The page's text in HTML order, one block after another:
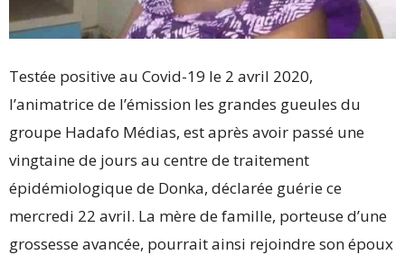
Testée positive au Covid-19 le 2 avril 2020,
l’animatrice de l’émission les grandes gueules du
groupe Hadafo Médias, est après avoir passé une
vingtaine de jours au centre de traitement
épidémiologique de Donka, déclarée guérie ce
mercredi 22 avril. La mère de famille, porteuse d’une
grossesse avancée, pourrait ainsi rejoindre son époux